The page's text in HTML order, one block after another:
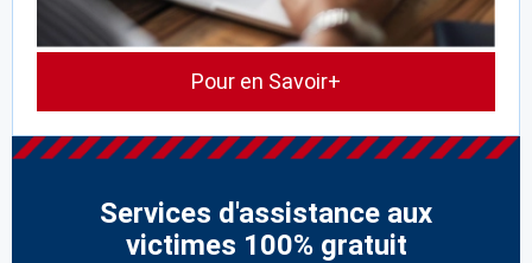
Pour en Savoir+
Services d'assistance aux
victimes 100% gratuit